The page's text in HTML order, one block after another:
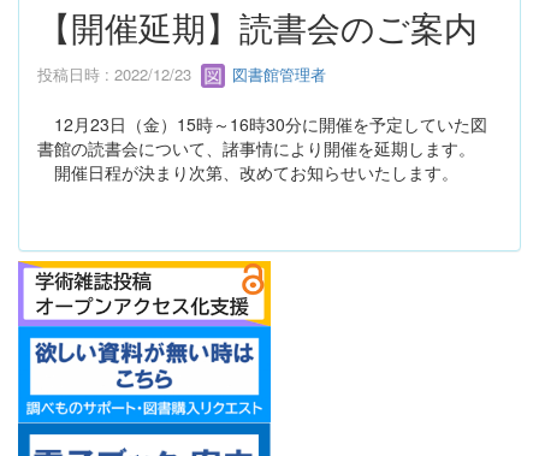
【開催延期】読書会のご案内
投稿日時 : 2022/12/23 図書館管理者
12月23日（金）15時～16時30分に開催を予定していた図
書館の読書会について、諸事情により開催を延期します。
開催日程が決まり次第、改めてお知らせいたします。